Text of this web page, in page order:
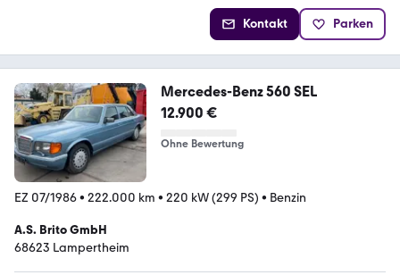
Kontakt Parken
Mercedes-Benz 560 SEL
12.900 €
Ohne Bewertung
EZ 07/1986• 222.000 km • 220 kW (299 PS) • Benzin
A.S. Brito GmbH
68623 Lampertheim